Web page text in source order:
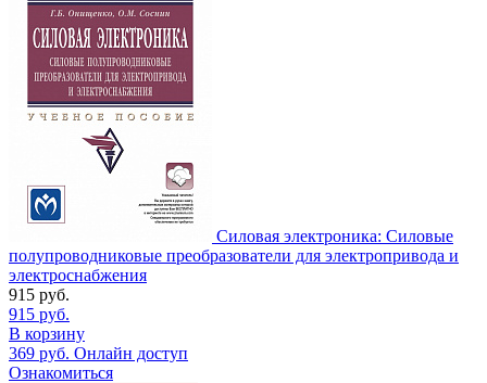
Силовая электроника: Силовые
полупроводниковые преобразователи для электропривода и
электроснабжения
915 руб.
915 руб.
В корзину
369 руб. Онлайн доступ
Ознакомиться